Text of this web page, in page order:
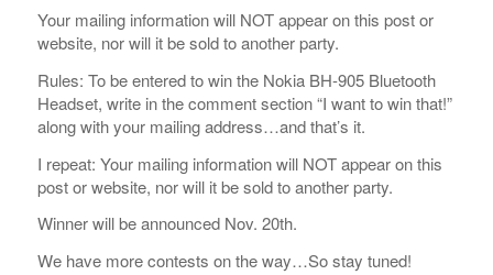
Your mailing information will NOT appear on this post or
website, nor will it be sold to another party.
Rules: To be entered to win the Nokia BH-905 Bluetooth
Headset, write in the comment section “I want to win that!”
along with your mailing address…and that’s it.
I repeat: Your mailing information will NOT appear on this
post or website, nor will it be sold to another party.
Winner will be announced Nov. 20th.
We have more contests on the way…So stay tuned!